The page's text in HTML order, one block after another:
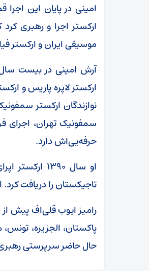
امینی در پایان این
ارکستر اجرا و رهبری
موسیقی ایران و ارکستر
آرش امینی در بیست
ارکستر لاپره پاریس و
نوازندگان ارکستر
سمفونیک تهران، اجرای
حرفه‌یی‌اش دارد.
او سال
تاجیکستان را دریافت
رامیز ایوب قلی‌اف پیش از
پاکستان، الجزیره،
حال حاضر سرپرستی رهبری